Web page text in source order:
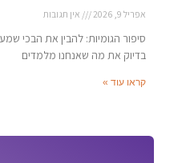
אפריל 9, 2026 אין תגובות
סיפור הגומיות: להבין את הבכי
בדיוק את מה שאנחנו מלמדים
קראו עוד »